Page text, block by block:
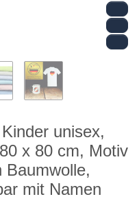
unisex,
x 80 cm, Motiv
Baumwolle,
mit Namen